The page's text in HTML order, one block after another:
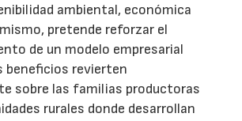
ambiental, económica
pretende reforzar el
de un modelo empresarial
beneficios revierten
sobre las familias productoras
rurales donde desarrollan